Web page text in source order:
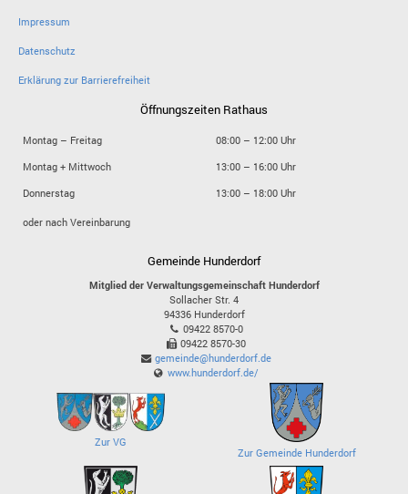
Impressum
Datenschutz
Erklärung zur Barrierefreiheit
Öffnungszeiten Rathaus
Montag – Freitag
08:00 – 12:00 Uhr
Montag + Mittwoch
13:00 – 16:00 Uhr
Donnerstag
13:00 – 18:00 Uhr
oder nach Vereinbarung
Gemeinde Hunderdorf
Mitglied der Verwaltungsgemeinschaft Hunderdorf
Sollacher Str. 4
94336 Hunderdorf
09422 8570-0
09422 8570-30
gemeinde@hunderdorf.de
www.hunderdorf.de/
Zur VG
Zur Gemeinde Hunderdorf